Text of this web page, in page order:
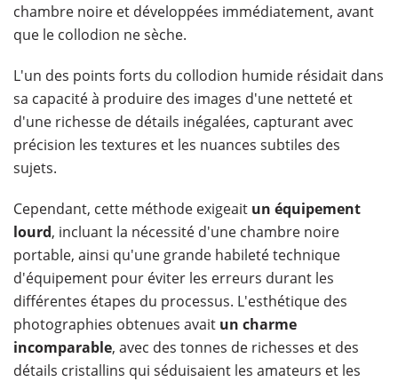
chambre noire et développées immédiatement, avant
que le collodion ne sèche.
L'un des points forts du collodion humide résidait dans
sa capacité à produire des images d'une netteté et
d'une richesse de détails inégalées, capturant avec
précision les textures et les nuances subtiles des
sujets.
Cependant, cette méthode exigeait un équipement
lourd, incluant la nécessité d'une chambre noire
portable, ainsi qu'une grande habileté technique
d'équipement pour éviter les erreurs durant les
différentes étapes du processus. L'esthétique des
photographies obtenues avait un charme
incomparable, avec des tonnes de richesses et des
détails cristallins qui séduisaient les amateurs et les